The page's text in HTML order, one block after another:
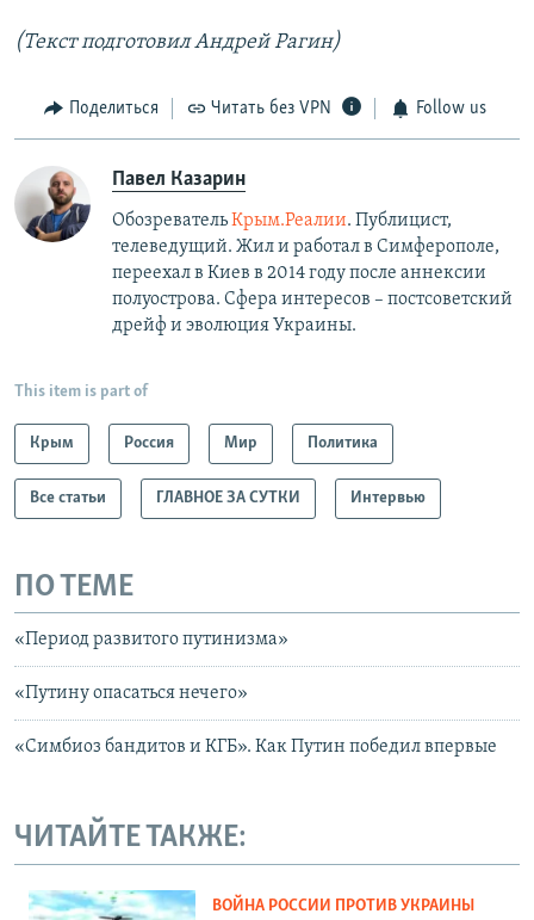
(Текст подготовил Андрей Рагин)
Поделиться Читать без VPN Follow us
Павел Казарин
ОбозревательКрым.Реалии. Публицист,
телеведущий. Жил и работал в Симферополе,
переехал в Киев в 2014 году после аннексии
полуострова. Сфера интересов – постсоветский
дрейф и эволюция Украины.
This item is part of
Крым Россия Мир Политика
Все статьи ГЛАВНОЕ ЗА СУТКИ Интервью
ПО ТЕМЕ
«Период развитого путинизма»
«Путину опасаться нечего»
«Симбиоз бандитов и КГБ». Как Путин победил впервые
ЧИТАЙТЕ ТАКЖЕ:
ВОЙНА РОССИИ ПРОТИВ УКРАИНЫ